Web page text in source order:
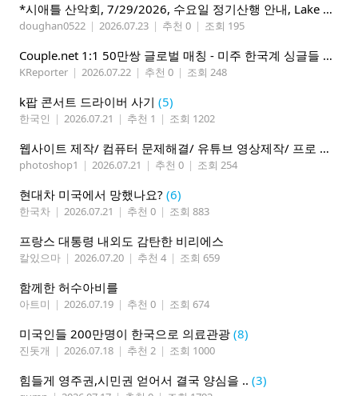
*시애틀 산악회, 7/29/2026, 수요일 정기산행 안내, Lake 22*
doughan0522 | 2026.07.23 | 추천 0 | 조회 195
Couple.net 1:1 50만쌍 글로벌 매칭 - 미주 한국계 싱글들 모이세요
KReporter | 2026.07.22 | 추천 0 | 조회 248
k팝 콘서트 드라이버 사기 (5)
한국인 | 2026.07.21 | 추천 1 | 조회 1202
웹사이트 제작/ 컴퓨터 문제해결/ 유튜브 영상제작/ 프로 사진촬영
photoshop1 | 2026.07.21 | 추천 0 | 조회 254
현대차 미국에서 망했나요? (6)
한국차 | 2026.07.21 | 추천 0 | 조회 883
프랑스 대통령 내외도 감탄한 비리에스
칼있으마 | 2026.07.20 | 추천 4 | 조회 659
함께한 허수아비를
아트미 | 2026.07.19 | 추천 0 | 조회 674
미국인들 200만명이 한국으로 의료관광 (8)
진돗개 | 2026.07.18 | 추천 2 | 조회 1000
힘들게 영주권,시민권 얻어서 결국 양심을 .. (3)